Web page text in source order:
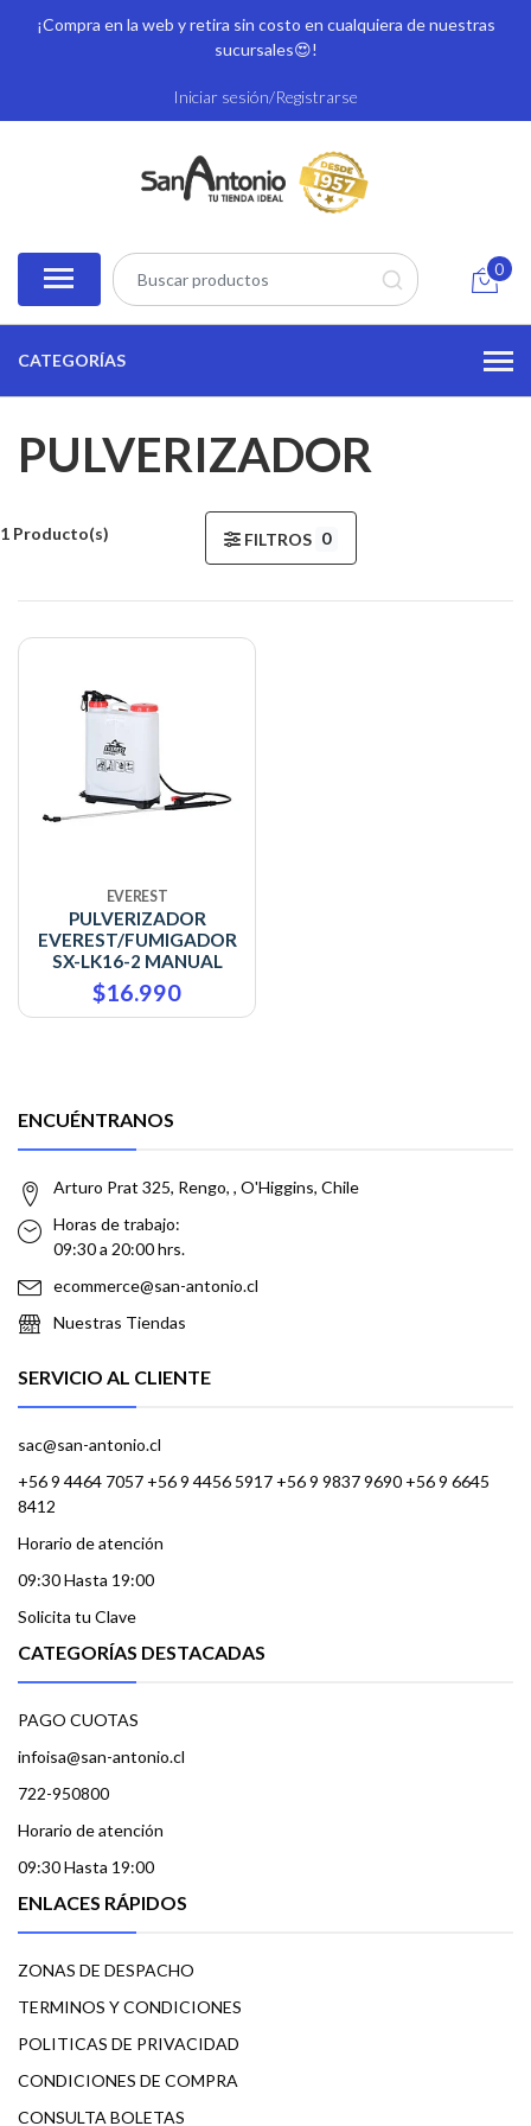
¡Compra en la web y retira sin costo en cualquiera de nuestras
sucursales😍!
Iniciar sesión/Registrarse
0
CATEGORÍAS
PULVERIZADOR
1 Producto(s) FILTROS 0
EVEREST
PULVERIZADOR
EVEREST/FUMIGADOR
SX-LK16-2 MANUAL
$16.990
ENCUÉNTRANOS
Arturo Prat 325, Rengo, , O'Higgins, Chile
Horas de trabajo:
09:30 a 20:00 hrs.
ecommerce@san-antonio.cl
Nuestras Tiendas
SERVICIO AL CLIENTE
sac@san-antonio.cl
+56 9 4464 7057 +56 9 4456 5917 +56 9 9837 9690 +56 9 6645
8412
Horario de atención
09:30 Hasta 19:00
Solicita tu Clave
CATEGORÍAS DESTACADAS
PAGO CUOTAS
infoisa@san-antonio.cl
722-950800
Horario de atención
09:30 Hasta 19:00
ENLACES RÁPIDOS
ZONAS DE DESPACHO
TERMINOS Y CONDICIONES
POLITICAS DE PRIVACIDAD
CONDICIONES DE COMPRA
CONSULTA BOLETAS